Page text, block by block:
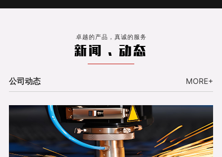
卓越的产品，真诚的服务
新闻 . 动态
公司动态 MORE+